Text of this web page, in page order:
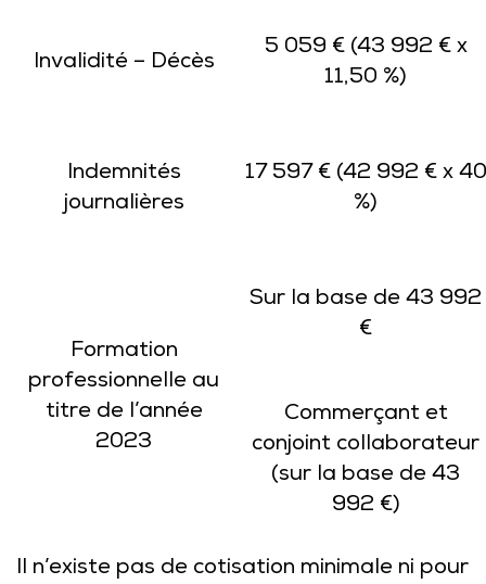
Invalidité – Décès
5 059 € (43 992 € x
11,50 %)
Indemnités
journalières
17 597 € (42 992 € x 40
%)
Formation
professionnelle au
titre de l’année
2023
Sur la base de 43 992
€
Commerçant et
conjoint collaborateur
(sur la base de 43
992 €)
Il n’existe pas de cotisation minimale ni pour